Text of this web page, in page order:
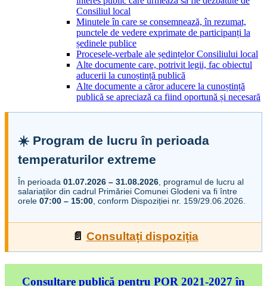
Consiliul local
Minutele în care se consemnează, în rezumat,
punctele de vedere exprimate de participanți la
ședinele publice
Procesele-verbale ale ședințelor Consiliului local
Alte documente care, potrivit legii, fac obiectul
aducerii la cunoștință publică
Alte documente a căror aducere la cunoștință
publică se apreciază ca fiind oportună și necesară
☀️ Program de lucru în perioada
temperaturilor extreme
În perioada 01.07.2026 – 31.08.2026 , programul de lucru al
salariaților din cadrul Primăriei Comunei Glodeni va fi între
orele 07:00 – 15:00 , conform Dispoziției nr. 159/29.06.2026.
📄 Consultați dispoziția
Consultare publică pentru POR 2021-2027 în